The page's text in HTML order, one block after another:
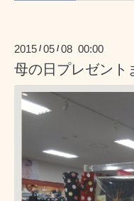
2015 /05 /08 00:00
母の日プレゼント